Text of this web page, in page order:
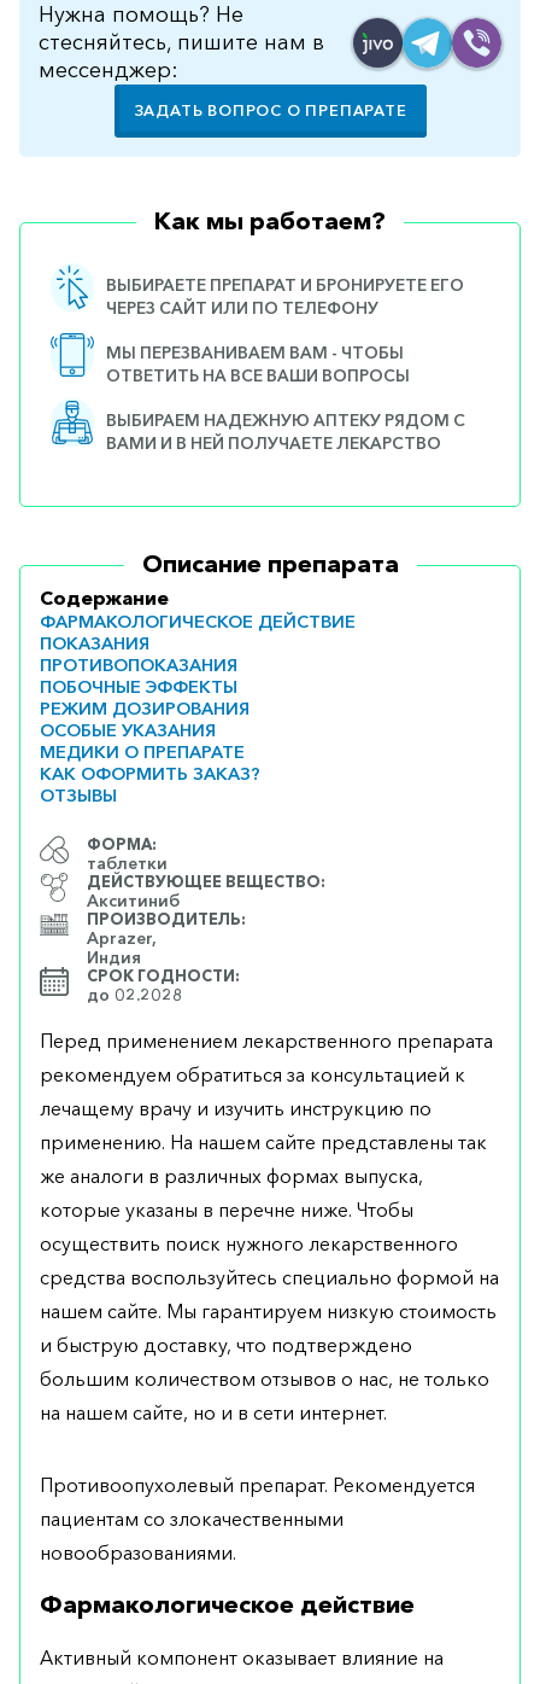
Нужна помощь? Не
стесняйтесь, пишите нам в
мессенджер:
ЗАДАТЬ ВОПРОС О ПРЕПАРАТЕ
Как мы работаем?
ВЫБИРАЕТЕ ПРЕПАРАТ И БРОНИРУЕТЕ ЕГО
ЧЕРЕЗ САЙТ ИЛИ ПО ТЕЛЕФОНУ
МЫ ПЕРЕЗВАНИВАЕМ ВАМ - ЧТОБЫ
ОТВЕТИТЬ НА ВСЕ ВАШИ ВОПРОСЫ
ВЫБИРАЕМ НАДЕЖНУЮ АПТЕКУ РЯДОМ С
ВАМИ И В НЕЙ ПОЛУЧАЕТЕ ЛЕКАРСТВО
Описание препарата
Содержание
ФАРМАКОЛОГИЧЕСКОЕ ДЕЙСТВИЕ
ПОКАЗАНИЯ
ПРОТИВОПОКАЗАНИЯ
ПОБОЧНЫЕ ЭФФЕКТЫ
РЕЖИМ ДОЗИРОВАНИЯ
ОСОБЫЕ УКАЗАНИЯ
МЕДИКИ О ПРЕПАРАТЕ
КАК ОФОРМИТЬ ЗАКАЗ?
ОТЗЫВЫ
ФОРМА:
таблетки
ДЕЙСТВУЮЩЕЕ ВЕЩЕСТВО:
Акситиниб
ПРОИЗВОДИТЕЛЬ:
Aprazer,
Индия
СРОК ГОДНОСТИ:
до 02.2028
Перед применением лекарственного препарата
рекомендуем обратиться за консультацией к
лечащему врачу и изучить инструкцию по
применению. На нашем сайте представлены так
же аналоги в различных формах выпуска,
которые указаны в перечне ниже. Чтобы
осуществить поиск нужного лекарственного
средства воспользуйтесь специально формой на
нашем сайте. Мы гарантируем низкую стоимость
и быструю доставку, что подтверждено
большим количеством отзывов о нас, не только
на нашем сайте, но и в сети интернет.
Противоопухолевый препарат. Рекомендуется
пациентам со злокачественными
новообразованиями.
Фармакологическое действие
Активный компонент оказывает влияние на